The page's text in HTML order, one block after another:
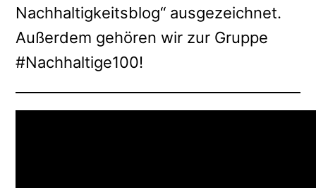
Nachhaltigkeitsblog“ ausgezeichnet.
Außerdem gehören wir zur Gruppe
#Nachhaltige100!